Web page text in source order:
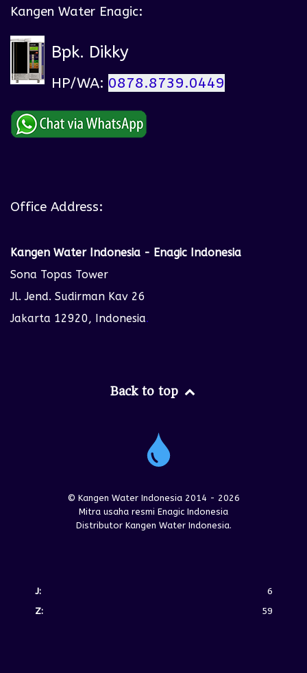
Kangen Water Enagic:
Bpk. Dikky
HP/WA: 0878.8739.0449
Office Address:
Kangen Water Indonesia - Enagic Indonesia
Sona Topas Tower
Jl. Jend. Sudirman Kav 26
Jakarta 12920, Indonesia.
Back to top
© Kangen Water Indonesia 2014 - 2026
Mitra usaha resmi Enagic Indonesia
Distributor Kangen Water Indonesia.
J:
6
Z:
59